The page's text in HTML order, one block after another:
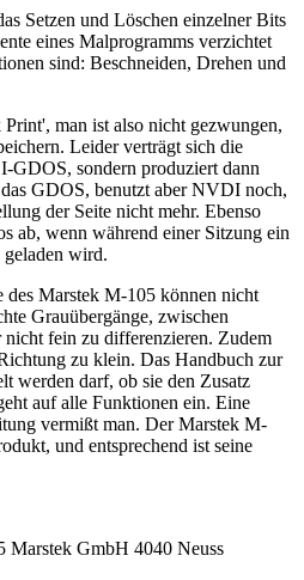
Setzen und Löschen einzelner Bits
eines Malprogramms verzichtet
sind: Beschneiden, Drehen und
man ist also nicht gezwungen,
Leider verträgt sich die
sondern produziert dann
GDOS, benutzt aber NVDI noch,
der Seite nicht mehr. Ebenso
ab, wenn während einer Sitzung ein
wird.
des Marstek M-105 können nicht
Grauübergänge, zwischen
fein zu differenzieren. Zudem
zu klein. Das Handbuch zur
werden darf, ob sie den Zusatz
auf alle Funktionen ein. Eine
vermißt man. Der Marstek M-
und entsprechend ist seine
Marstek GmbH 4040 Neuss